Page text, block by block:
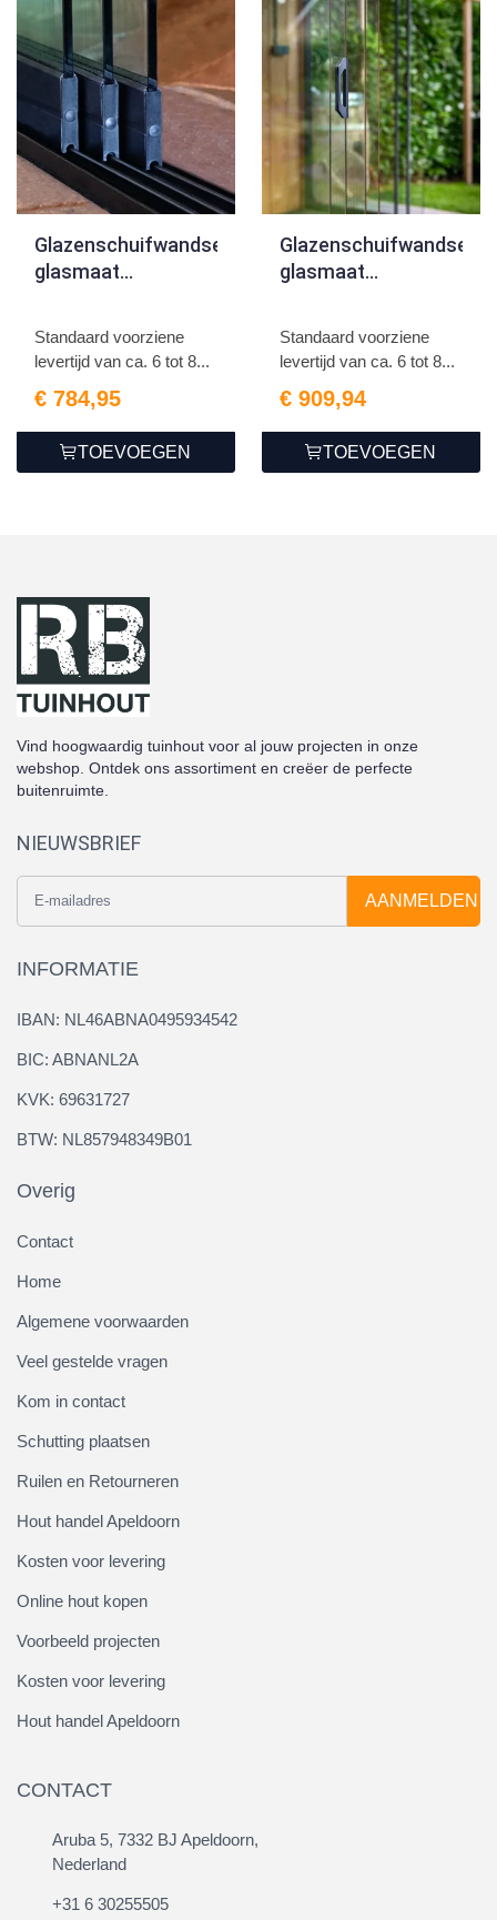
Glazenschuifwandset,
glasmaat
3-sporig zwart
Standaard voorziene
levertijd van ca. 6 tot 8...
€ 784,95
TOEVOEGEN
Glazenschuifwandset,
glasmaat
4-sporig zwart
Standaard voorziene
levertijd van ca. 6 tot 8...
€ 909,94
TOEVOEGEN
Vind hoogwaardig tuinhout voor al jouw projecten in onze
webshop. Ontdek ons assortiment en creëer de perfecte
buitenruimte.
NIEUWSBRIEF
AANMELDEN
INFORMATIE
IBAN: NL46ABNA0495934542
BIC: ABNANL2A
KVK: 69631727
BTW: NL857948349B01
Overig
Contact
Home
Algemene voorwaarden
Veel gestelde vragen
Kom in contact
Schutting plaatsen
Ruilen en Retourneren
Hout handel Apeldoorn
Kosten voor levering
Online hout kopen
Voorbeeld projecten
Kosten voor levering
Hout handel Apeldoorn
CONTACT
Aruba 5, 7332 BJ Apeldoorn,
Nederland
+31 6 30255505